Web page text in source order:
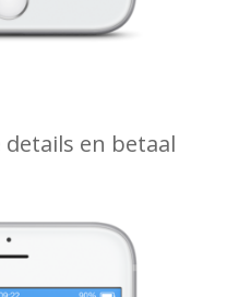
en betaal